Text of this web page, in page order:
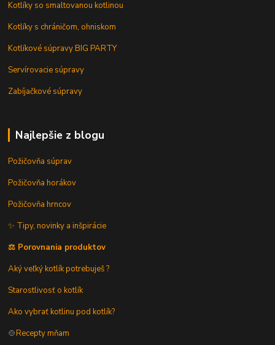
Kotlíky so smaltovanou kotlinou
Kotlíky s chráničom, ohniskom
Kotlíkové súpravy BIG PARTY
Servírovacie súpravy
Zabíjačkové súpravy
Najlepšie z blogu
Požičovňa súprav
Požičovňa horákov
Požičovňa hrncov
✨ Tipy, novinky a inšpirácie
⚖️ Porovnania produktov
Aký veľký kotlík potrebuješ ?
Starostlivosť o kotlík
Ako vybrať kotlinu pod kotlík?
🍲Recepty mňam